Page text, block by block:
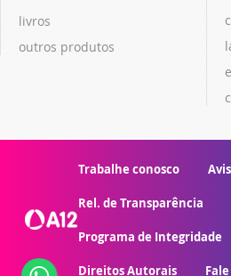
livros
outros produtos
Trabalhe conosco
Rel. de Transparência
Programa de Integridade
Direitos Autorais